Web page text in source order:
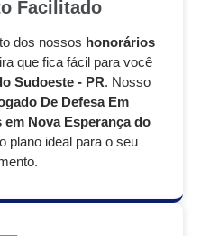
Facilitado
dos nossos honorários
que fica fácil para você
Sudoeste - PR. Nosso
De Defesa Em
Nova Esperança do
plano ideal para o seu